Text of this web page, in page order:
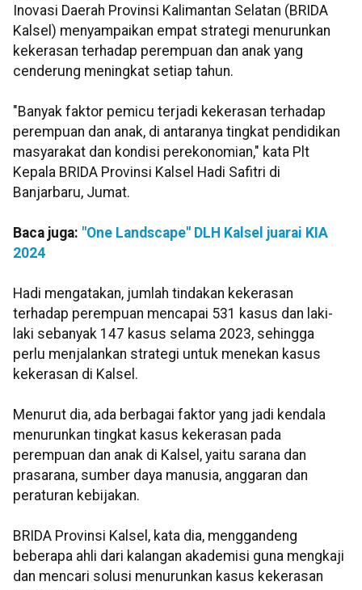
Inovasi Daerah Provinsi Kalimantan Selatan (BRIDA
Kalsel) menyampaikan empat strategi menurunkan
kekerasan terhadap perempuan dan anak yang
cenderung meningkat setiap tahun.
"Banyak faktor pemicu terjadi kekerasan terhadap
perempuan dan anak, di antaranya tingkat pendidikan
masyarakat dan kondisi perekonomian," kata Plt
Kepala BRIDA Provinsi Kalsel Hadi Safitri di
Banjarbaru, Jumat.
Baca juga: "One Landscape" DLH Kalsel juarai KIA
2024
Hadi mengatakan, jumlah tindakan kekerasan
terhadap perempuan mencapai 531 kasus dan laki-
laki sebanyak 147 kasus selama 2023, sehingga
perlu menjalankan strategi untuk menekan kasus
kekerasan di Kalsel.
Menurut dia, ada berbagai faktor yang jadi kendala
menurunkan tingkat kasus kekerasan pada
perempuan dan anak di Kalsel, yaitu sarana dan
prasarana, sumber daya manusia, anggaran dan
peraturan kebijakan.
BRIDA Provinsi Kalsel, kata dia, menggandeng
beberapa ahli dari kalangan akademisi guna mengkaji
dan mencari solusi menurunkan kasus kekerasan